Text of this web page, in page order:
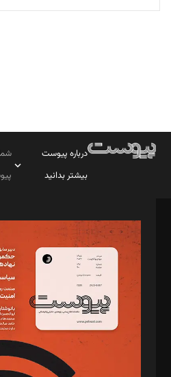
تحریریه
درباره پیوست
بیشتر بدانید
مدیر مسئول: محمدباقر اثنی‌عشری
سردبیر: مهرک محمودی
دبیر تحریریه: میثم قاسمی
د‌بیر ناداستان: سمانه سمیع
د‌بیر خدمت و تجارت: ابوالفضل رجبی
د‌بیر حقوق فناوری: حسام‌الدین ایپکچی
د‌بیر پیوست جهان: مینا پاکدل
د‌بیر تحریریه آنلاین: بابک نقاش